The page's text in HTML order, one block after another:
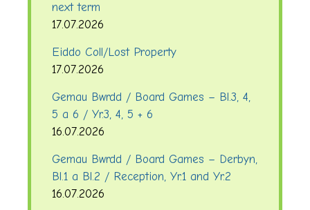
next term
17.07.2026
Eiddo Coll/Lost Property
17.07.2026
Gemau Bwrdd / Board Games – Bl.3, 4,
5 a 6 / Yr.3, 4, 5 + 6
16.07.2026
Gemau Bwrdd / Board Games – Derbyn,
Bl.1 a Bl.2 / Reception, Yr.1 and Yr.2
16.07.2026